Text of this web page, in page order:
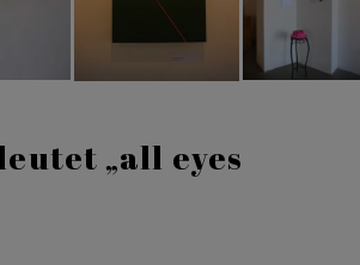
„all eyes